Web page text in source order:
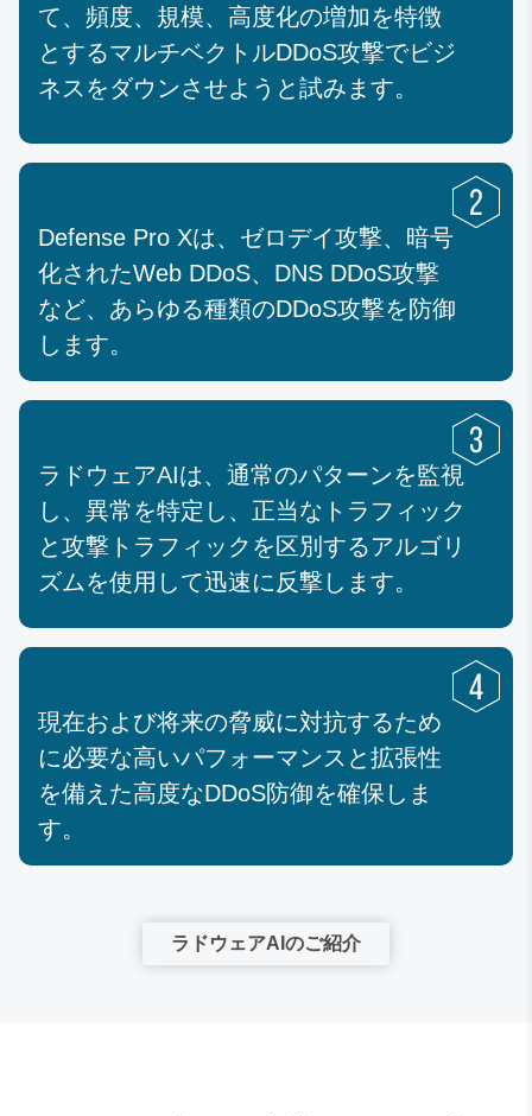
て、頻度、規模、高度化の増加を特徴
とするマルチベクトルDDoS攻撃でビジ
ネスをダウンさせようと試みます。
Defense Pro Xは、ゼロデイ攻撃、暗号
化されたWeb DDoS、DNS DDoS攻撃
など、あらゆる種類のDDoS攻撃を防御
します。
ラドウェアAIは、通常のパターンを監視
し、異常を特定し、正当なトラフィック
と攻撃トラフィックを区別するアルゴリ
ズムを使用して迅速に反撃します。
現在および将来の脅威に対抗するため
に必要な高いパフォーマンスと拡張性
を備えた高度なDDoS防御を確保しま
す。
ラドウェアAIのご紹介